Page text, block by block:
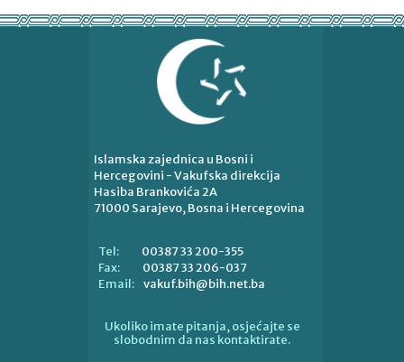
Islamska zajednica u Bosni i
Hercegovini - Vakufska direkcija
Hasiba Brankovića 2A
71000 Sarajevo, Bosna i Hercegovina
Tel:
00387 33 200-355
Fax:
00387 33 206-037
Email: vakuf.bih@bih.net.ba
Ukoliko imate pitanja, osjećajte se
slobodnim da nas kontaktirate.